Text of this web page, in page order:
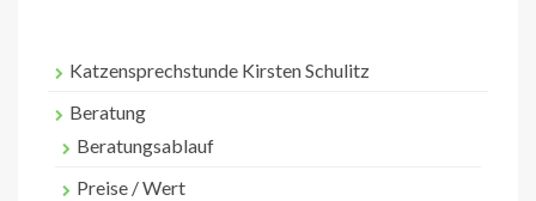
Katzensprechstunde Kirsten Schulitz
Beratung
Beratungsablauf
Preise / Wert